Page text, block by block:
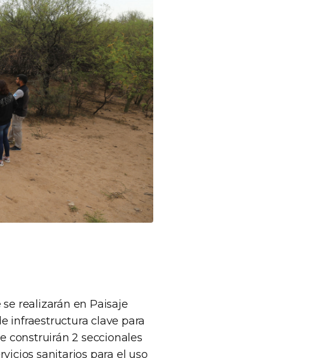
realizarán en Paisaje
infraestructura clave para
construirán 2 seccionales
sanitarios para el uso